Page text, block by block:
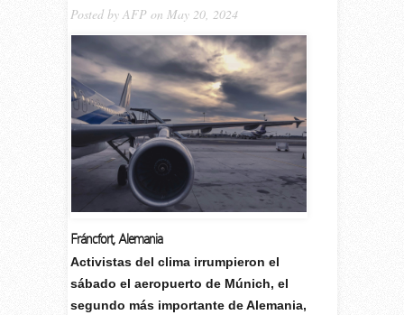
Posted by AFPon May 20, 2024
Fráncfort, Alemania
Activistas del clima irrumpieron el
sábado el aeropuerto de Múnich, el
segundo más importante de Alemania,